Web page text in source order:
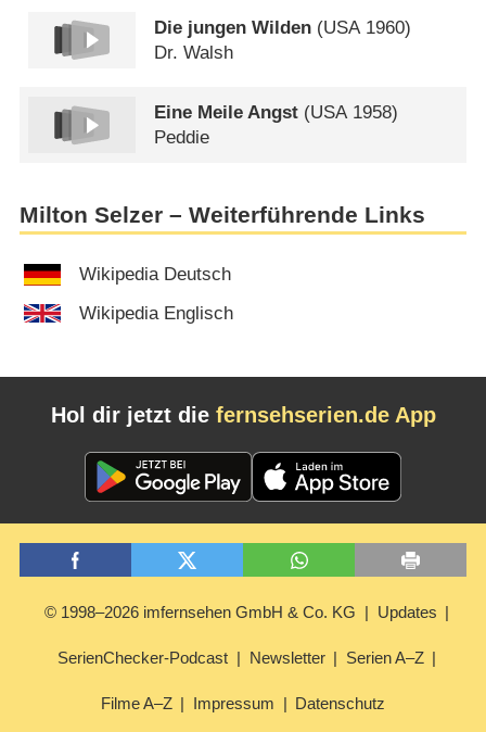
Die jungen Wilden (USA1960)
Dr. Walsh
Eine Meile Angst (USA1958)
Peddie
Milton Selzer – Weiterführende Links
Wikipedia Deutsch
Wikipedia Englisch
Hol dir jetzt die fernsehserien.de App
© 1998–2026 imfernsehen GmbH & Co. KG Updates
SerienChecker-Podcast Newsletter Serien A–Z
Filme A–Z Impressum Datenschutz